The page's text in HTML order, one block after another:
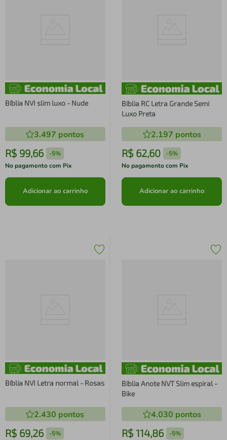
Bíblia NVI slim luxo - Nude
3.497 pontos
R$ 99,66 -5%
No pagamento com Pix
Adicionar ao carrinho
Bíblia RC Letra Grande Semi
Luxo Preta
2.197 pontos
R$ 62,60 -5%
No pagamento com Pix
Adicionar ao carrinho
Bíblia NVI Letra normal - Rosas
2.430 pontos
R$ 69,26 -5%
Bíblia Anote NVT Slim espiral -
Bike
4.030 pontos
R$ 114,86 -5%